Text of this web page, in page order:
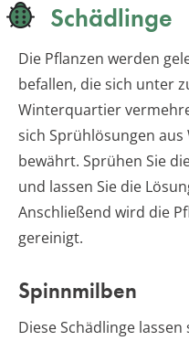
Schädlinge
Die Pflanzen werden
befallen, die sich unter
Winterquartier
sich Sprühlösungen
bewährt. Sprühen Sie
und lassen Sie die
Anschließend wird die
gereinigt.
Spinnmilben
Diese Schädlinge